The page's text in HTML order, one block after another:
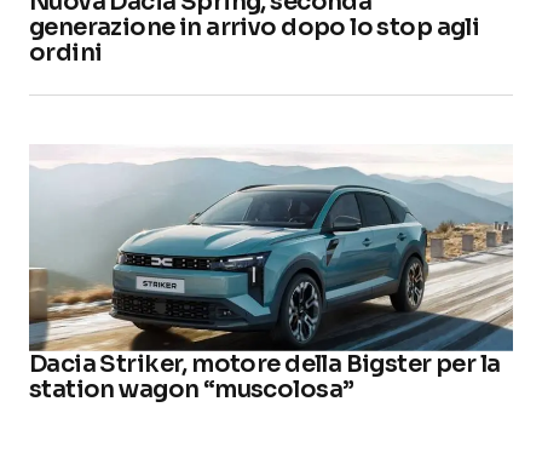
generazione in arrivo dopo lo stop agli
ordini
Dacia Striker, motore della Bigster per la
station wagon “muscolosa”